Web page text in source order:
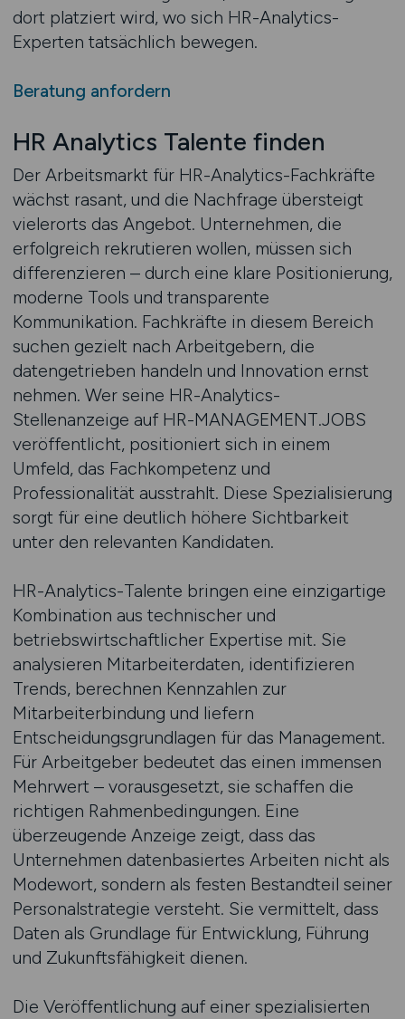
dort platziert wird, wo sich HR-Analytics-
Experten tatsächlich bewegen.
Beratung anfordern
HR Analytics Talente finden
Der Arbeitsmarkt für HR-Analytics-Fachkräfte
wächst rasant, und die Nachfrage übersteigt
vielerorts das Angebot. Unternehmen, die
erfolgreich rekrutieren wollen, müssen sich
differenzieren – durch eine klare Positionierung,
moderne Tools und transparente
Kommunikation. Fachkräfte in diesem Bereich
suchen gezielt nach Arbeitgebern, die
datengetrieben handeln und Innovation ernst
nehmen. Wer seine HR-Analytics-
Stellenanzeige auf HR-MANAGEMENT.JOBS
veröffentlicht, positioniert sich in einem
Umfeld, das Fachkompetenz und
Professionalität ausstrahlt. Diese Spezialisierung
sorgt für eine deutlich höhere Sichtbarkeit
unter den relevanten Kandidaten.
HR-Analytics-Talente bringen eine einzigartige
Kombination aus technischer und
betriebswirtschaftlicher Expertise mit. Sie
analysieren Mitarbeiterdaten, identifizieren
Trends, berechnen Kennzahlen zur
Mitarbeiterbindung und liefern
Entscheidungsgrundlagen für das Management.
Für Arbeitgeber bedeutet das einen immensen
Mehrwert – vorausgesetzt, sie schaffen die
richtigen Rahmenbedingungen. Eine
überzeugende Anzeige zeigt, dass das
Unternehmen datenbasiertes Arbeiten nicht als
Modewort, sondern als festen Bestandteil seiner
Personalstrategie versteht. Sie vermittelt, dass
Daten als Grundlage für Entwicklung, Führung
und Zukunftsfähigkeit dienen.
Die Veröffentlichung auf einer spezialisierten